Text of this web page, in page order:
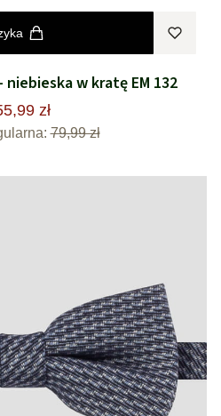
niebieska w kratę EM 132
zł
79,99 zł